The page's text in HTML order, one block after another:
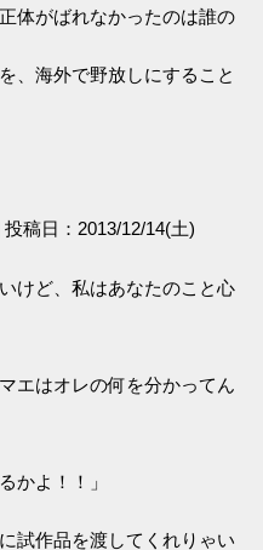
体がばれなかったのは誰の
、海外で野放しにすること
投稿日：2013/12/14(土)
けど、私はあなたのこと心
エはオレの何を分かってん
かよ！！」
試作品を渡してくれりゃい